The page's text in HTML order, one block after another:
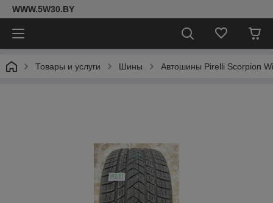
WWW.5W30.BY
Товары и услуги Шины Автошины Pirelli Scorpion